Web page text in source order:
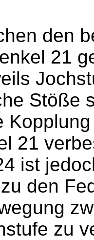
den
21
Stöße
21
ist
den
zu